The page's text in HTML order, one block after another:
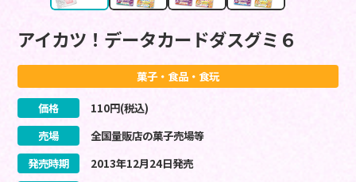
アイカツ！データカードダスグミ６
菓子・食品・食玩
価格 110円(税込)
売場
全国量販店の菓子売場等
発売時期
2013年12月24日発売